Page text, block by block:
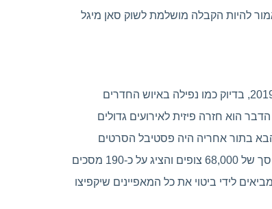
להיות הקבלה מושלמת לשוק סאן מיגל
חוץ מהעלייה במספר המבקרים במהלך אוקטובר-ינואר. מבקרים התחילו להופיע עם כ-2 מיליון בהשוואה ל-2019, בדיוק כמו נפילה באיוש החדרים
פירוש הדבר הוא חזרה פיזית לאירועים גדולים
בתור אחריה היה פסטיבל הסרטים
הגדול של סלוניקי אשר נערך בנובמבר השנה והיה לפסטיבל ה-62 שהמדינה הייתה אחראית אליו. הפסטיבל הביא אל אדמות יוון סך של 68,000 צופים והציג על כ-190 מסכים
לידי ביטוי את כל המאפיינים שיקפיצו